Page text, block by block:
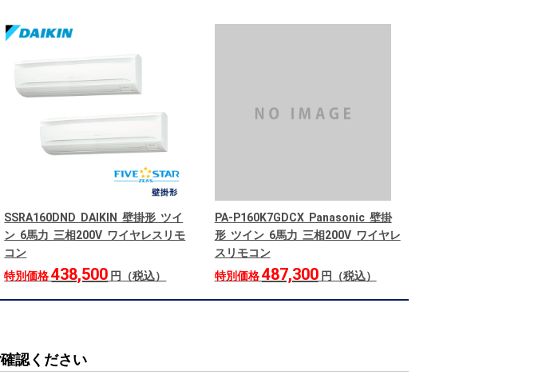
SSRA160DND DAIKIN 壁掛形 ツイ
ン 6馬力 三相200V ワイヤレスリモ
コン
特別価格438,500 円（税込）
PA-P160K7GDCX Panasonic 壁掛
形 ツイン 6馬力 三相200V ワイヤレ
スリモコン
特別価格487,300円（税込）
認ください